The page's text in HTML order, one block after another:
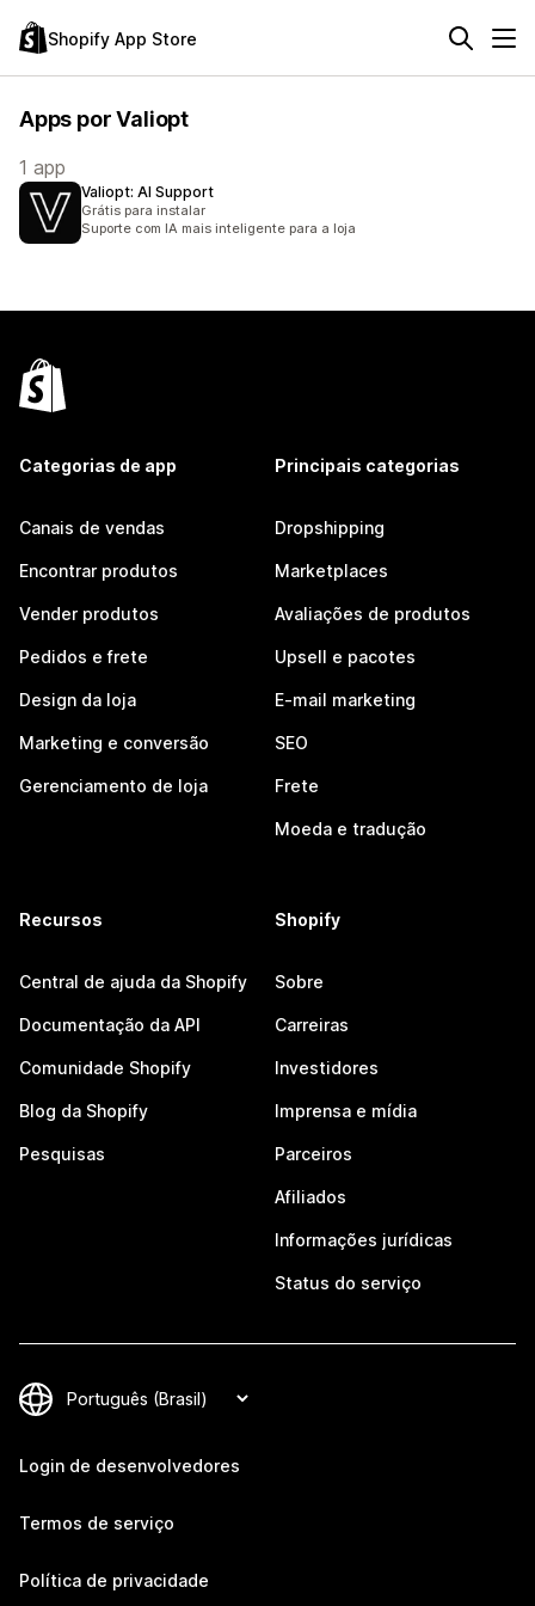
Shopify App Store
Apps por Valiopt
1 app
Valiopt: AI Support
Grátis para instalar
Suporte com IA mais inteligente para a loja
Categorias de app
Canais de vendas
Encontrar produtos
Vender produtos
Pedidos e frete
Design da loja
Marketing e conversão
Gerenciamento de loja
Principais categorias
Dropshipping
Marketplaces
Avaliações de produtos
Upsell e pacotes
E-mail marketing
SEO
Frete
Moeda e tradução
Recursos
Central de ajuda da Shopify
Documentação da API
Comunidade Shopify
Blog da Shopify
Pesquisas
Shopify
Sobre
Carreiras
Investidores
Imprensa e mídia
Parceiros
Afiliados
Informações jurídicas
Status do serviço
Login de desenvolvedores
Termos de serviço
Política de privacidade